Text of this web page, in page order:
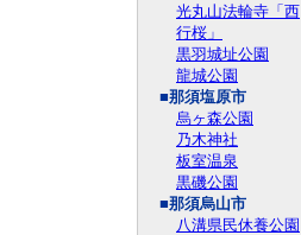
光丸山法輪寺「西
行桜」
黒羽城址公園
龍城公園
■那須塩原市
烏ヶ森公園
乃木神社
板室温泉
黒磯公園
■那須烏山市
八溝県民休養公園